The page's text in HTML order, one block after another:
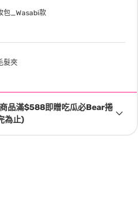
包_Wasabi款
髮夾
品滿$588即贈吃瓜必Bear捲
為止)